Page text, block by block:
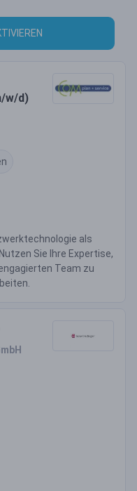
w/d)
als
Sie Ihre Expertise,
Team zu